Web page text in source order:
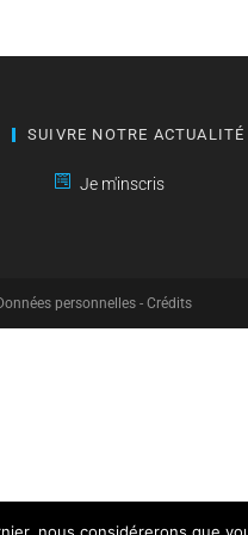
SUIVRE NOTRE ACTUALITÉ
Je m'inscris
personnelles - Crédits